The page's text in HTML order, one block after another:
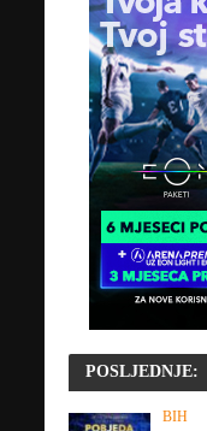
POSLJEDNJE:
BIH